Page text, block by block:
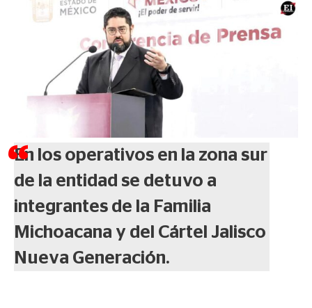
En los operativos en la zona sur
de la entidad se detuvo a
integrantes de la Familia
Michoacana y del Cártel Jalisco
Nueva Generación.